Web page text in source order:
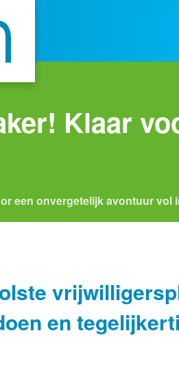
Klaar
een onvergetelijk avontuur vol
en